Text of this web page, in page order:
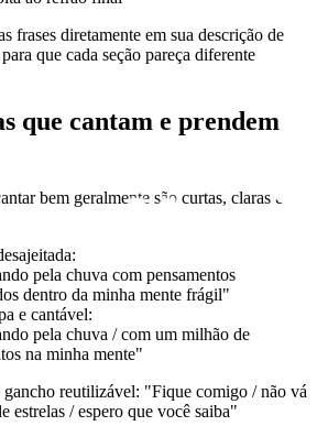
frases diretamente em sua descrição de
que cada seção pareça diferente
que cantam e prendem
bem geralmente são curtas, claras e
pela chuva com pensamentos
dentro da minha mente frágil"
e cantável:
pela chuva / com um milhão de
na minha mente"
reutilizável: "Fique comigo / não vá
estrelas / espero que você saiba"